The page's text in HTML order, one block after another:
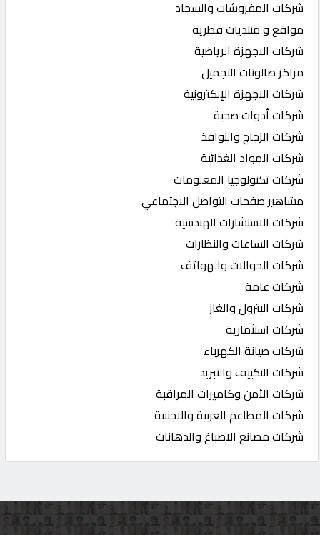
شركات المفروشات والسجاد
مواقع و منتديات قطرية
شركات الاجهزة الرياضية
مراكز صالونات التجميل
شركات الاجهزة الإلكترونية
شركات أدوات صحية
شركات الزجاج والنوافذ
شركات المواد الغذائية
شركات تكنولوجيا المعلومات
مشاهير صفحات التواصل الاجتماعي
شركات الاستشارات الهندسية
شركات الساعات والنظارات
شركات الجوالات والهواتف
شركات عامة
شركات البترول والغاز
شركات استثمارية
شركات صيانة الكهرباء
شركات التكييف والتبريد
شركات الأمن وكاميرات المراقبة
شركات المطاعم العربية والاجنبية
شركات مصانع الاصباغ والدهانات